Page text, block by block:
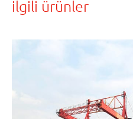
ilgili ürünler